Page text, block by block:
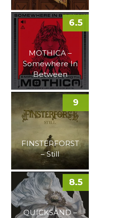
MOTHICA –
Somewhere In
Between
6.5
FINSTERFORST
– Still
9
QUICKSAND –
8.5